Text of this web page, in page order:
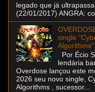
legado que já ultrapassa
(22/01/2017) ANGRA:
single
Algorithms"
Por Écio
lendária
Overdose lançou este
2026 seu novo single,
Algorithms , sucessor...